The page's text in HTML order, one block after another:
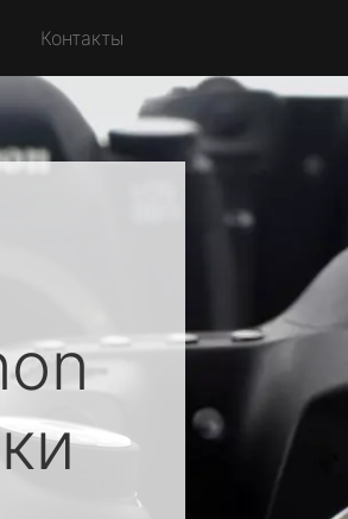
Контакты